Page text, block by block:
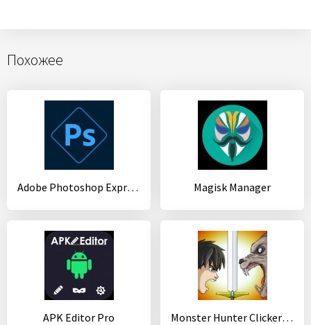
Похожее
Adobe Photoshop Express: редактор фото и коллажей Magisk Manager
APK Editor Pro Monster Hunter Clicker : RPG Idle game